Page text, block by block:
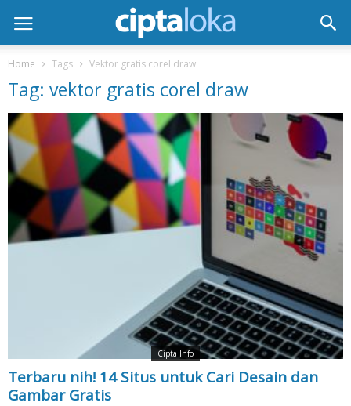
Home Tags Vektor gratis corel draw
Tag: vektor gratis corel draw
Cipta Info
Terbaru nih! 14 Situs untuk Cari Desain dan
Gambar Gratis